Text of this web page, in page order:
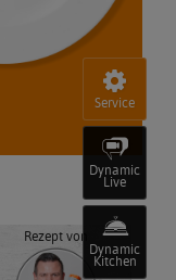
Service
Dynamic
Live
Dynamic
Kitchen
Rezept von